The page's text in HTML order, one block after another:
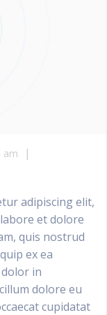
am |
adipiscing elit,
et dolore
quis nostrud
ex ea
in
dolore eu
cupidatat